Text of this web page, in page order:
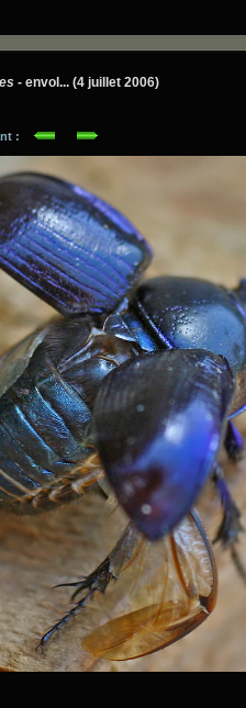
- envol... (4 juillet 2006)
: